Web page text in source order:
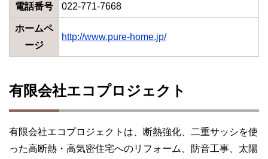
電話番号 022-771-7668
ホームペ
ージ
http://www.pure-home.jp/
有限会社エコプロジェクト
有限会社エコプロジェクトは、断熱強化、二重サッシを使
った高断熱・高気密住宅へのリフォーム、防音工事、太陽